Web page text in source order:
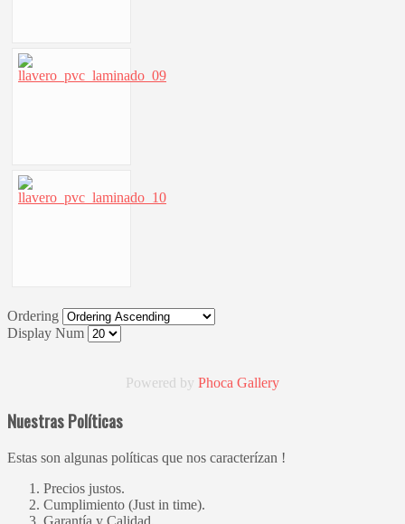
Ordering
Display Num
Powered by Phoca Gallery
Nuestras Políticas
Estas son algunas políticas que nos caracterízan !
Precios justos.
Cumplimiento (Just in time).
Garantía y Calidad.